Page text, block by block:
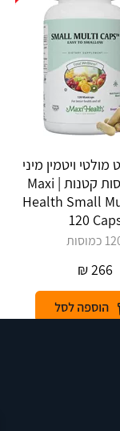
ויטמין מיני
120 כמוסות קטנות | Maxi
Health Small
120
כמוסות
266
₪